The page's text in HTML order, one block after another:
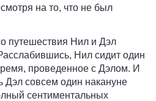
на то, что не был
путешествия Нил и Дэл
Нил сидит один
проведенное с Дэлом. И
Дэл совсем один накануне
сентиментальных